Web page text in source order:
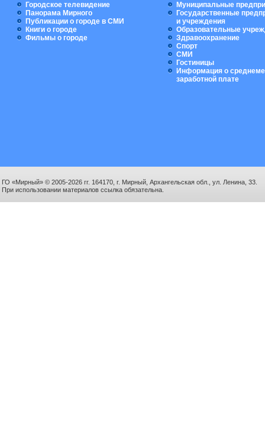
Городское телевидение
Панорама Мирного
Публикации о городе в СМИ
Книги о городе
Фильмы о городе
Муниципальные
Государственные
и учреждения
Образовательные
Здравоохранение
Спорт
СМИ
Гостиницы
Информация о
заработной плате
ГО «Мирный» © 2005-2026 гг. 164170, г. Мирный, Архангельская обл., ул. Ленина, 33.
При использовании материалов ссылка обязательна.